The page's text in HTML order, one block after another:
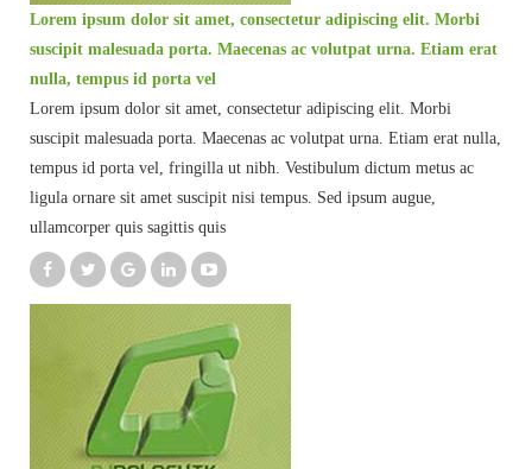
Lorem ipsum dolor sit amet, consectetur adipiscing elit. Morbi
suscipit malesuada porta. Maecenas ac volutpat urna. Etiam erat
nulla, tempus id porta vel
Lorem ipsum dolor sit amet, consectetur adipiscing elit. Morbi
suscipit malesuada porta. Maecenas ac volutpat urna. Etiam erat nulla,
tempus id porta vel, fringilla ut nibh. Vestibulum dictum metus ac
ligula ornare sit amet suscipit nisi tempus. Sed ipsum augue,
ullamcorper quis sagittis quis